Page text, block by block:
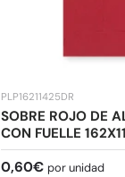
PLP16211425DR
SOBRE ROJO DE
CON FUELLE
Precio normal
0,60€ por unidad